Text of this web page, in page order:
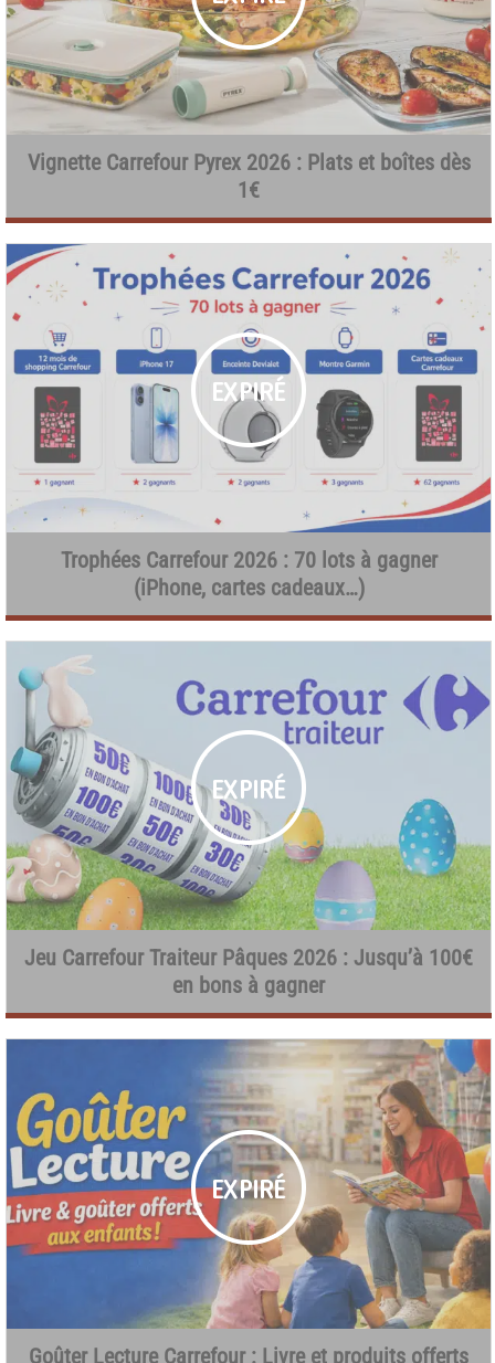
Vignette Carrefour Pyrex 2026 : Plats et boîtes dès
1€
Trophées Carrefour 2026 : 70 lots à gagner
(iPhone, cartes cadeaux…)
Jeu Carrefour Traiteur Pâques 2026 : Jusqu’à 100€
en bons à gagner
Goûter Lecture Carrefour : Livre et produits offerts